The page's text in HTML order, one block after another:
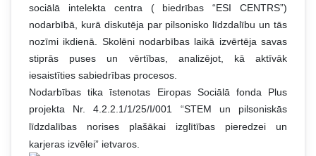
sociālā intelekta centra ( biedrības “ESI CENTRS”)
nodarbībā, kurā diskutēja par pilsonisko līdzdalību un tās
nozīmi ikdienā. Skolēni nodarbības laikā izvērtēja savas
stiprās puses un vērtības, analizējot, kā aktīvāk
iesaistīties sabiedrības procesos.
Nodarbības tika īstenotas Eiropas Sociālā fonda Plus
projekta Nr. 4.2.2.1/1/25/I/001 “STEM un pilsoniskās
līdzdalības norises plašākai izglītības pieredzei un
karjeras izvēlei” ietvaros.